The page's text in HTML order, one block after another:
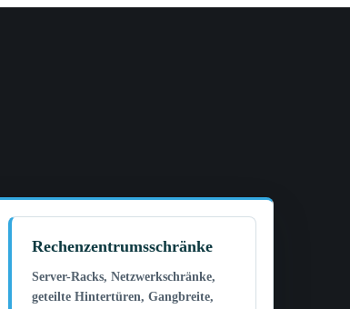
Rechenzentrumsschränke
Server-Racks, Netzwerkschränke,
geteilte Hintertüren, Gangbreite,